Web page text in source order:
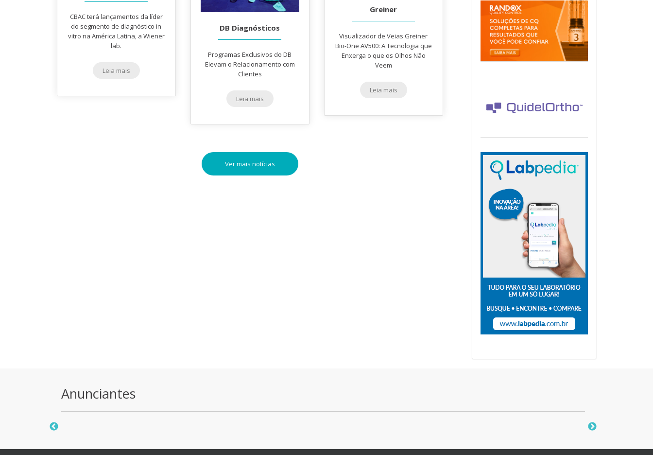
CBAC terá lançamentos da líder
do segmento de diagnóstico in
vitro na América Latina, a Wiener
lab.
Leia mais
Greiner
Visualizador de Veias Greiner
Bio-One AV500: A Tecnologia que
Enxerga o que os Olhos Não
Veem
Leia mais
DB Diagnósticos
Programas Exclusivos do DB
Elevam o Relacionamento com
Clientes
Leia mais
Ver mais notícias
Anunciantes